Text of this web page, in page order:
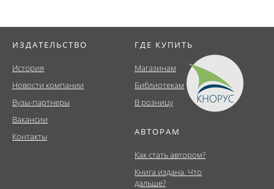
ИЗДАТЕЛЬСТВО
История
Новости компании
Вузы-партнеры
Вакансии
Контакты
ГДЕ КУПИТЬ
Магазинам
Библиотекам
В розницу
АВТОРАМ
Как стать автором?
Книга издана. Что
дальше?